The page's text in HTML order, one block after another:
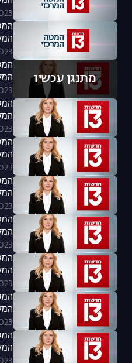
מתנגן עכשיו